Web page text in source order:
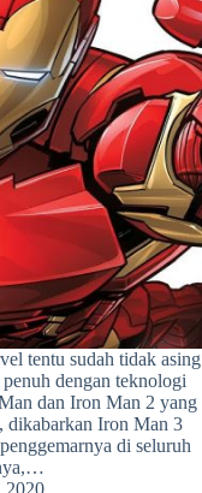
tentu sudah tidak asing
dengan teknologi
dan Iron Man 2 yang
dikabarkan Iron Man 3
di seluruh
2020